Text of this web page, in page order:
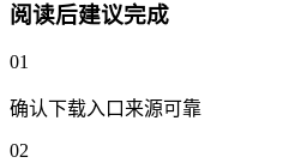
阅读后建议完成
01
确认下载入口来源可靠
02